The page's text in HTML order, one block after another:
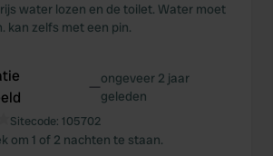
water lozen en de toilet. Water moet
kan zelfs met een pin.
—ongeveer 2 jaar
geleden
Sitecode: 105702
om 1 of 2 nachten te staan.